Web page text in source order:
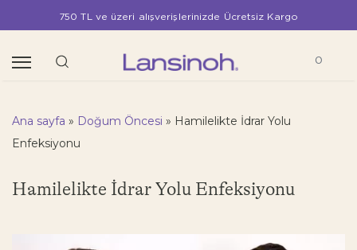
750 TL ve üzeri alışverişlerinizde Ücretsiz Kargo
0
Ana sayfa » Doğum Öncesi » Hamilelikte İdrar Yolu
Enfeksiyonu
Hamilelikte İdrar Yolu Enfeksiyonu